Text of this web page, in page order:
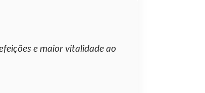
e maior vitalidade ao